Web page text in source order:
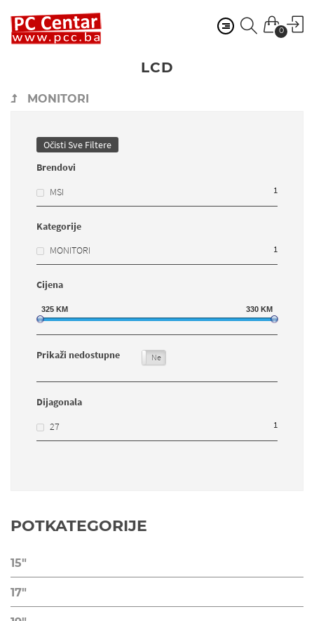
0
LCD
MONITORI
Očisti Sve Filtere
Brendovi
MSI
1
Kategorije
MONITORI
1
Cijena
325 KM 330 KM
Prikaži nedostupne Ne
Dijagonala
27
1
POTKATEGORIJE
15"
17"